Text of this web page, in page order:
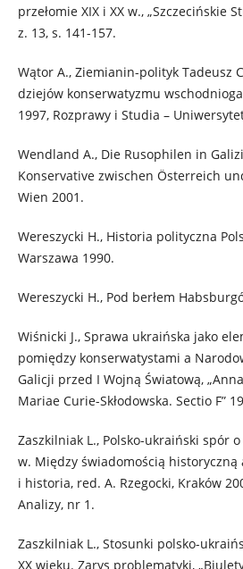
przełomie XIX i XX w., „Szczecińskie
z. 13, s. 141-157.
Wątor A., Ziemianin-polityk Tadeusz
dziejów konserwatyzmu
1997, Rozprawy i Studia –
Wendland A., Die Rusophilen in
Konservative zwischen Österreich
Wien 2001.
Wereszycki H., Historia polityczna
Warszawa 1990.
Wereszycki H., Pod berłem
Wiśnicki J., Sprawa ukraińska jako
pomiędzy konserwatystami a
Galicji przed I Wojną Światową,
Mariae Curie-Skłodowska. Sectio F”
Zaszkilniak L., Polsko-ukraiński spór
w. Między świadomością
i historia, red. A. Rzegocki, Kraków
Analizy, nr 1.
Zaszkilniak L., Stosunki polsko-
XX wieku. Zarys problematyki,